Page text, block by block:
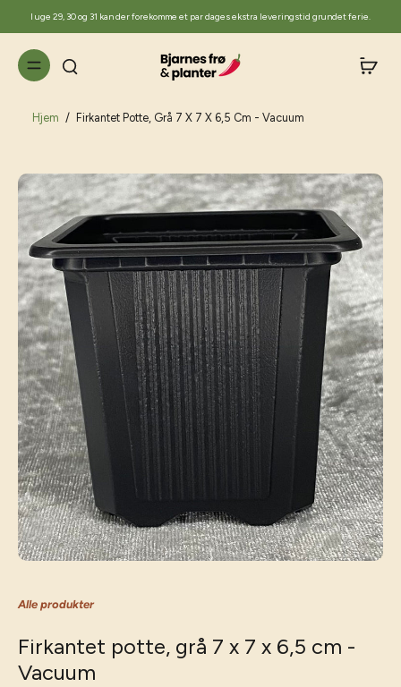
I uge 29, 30 og 31 kan der forekomme et par dages ekstra leveringstid grundet ferie.
Hjem / Firkantet Potte, Grå 7 X 7 X 6,5 Cm - Vacuum
Alle produkter
Firkantet potte, grå 7 x 7 x 6,5 cm -
Vacuum